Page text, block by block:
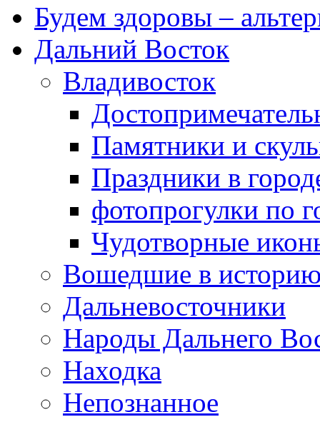
Будем здоровы –
Дальний Восток
Владивосток
Памятники и
Праздники в
фотопрогулки по
Чудотворные
Вошедшие в
Дальневосточники
Народы Дальнего
Находка
Непознанное